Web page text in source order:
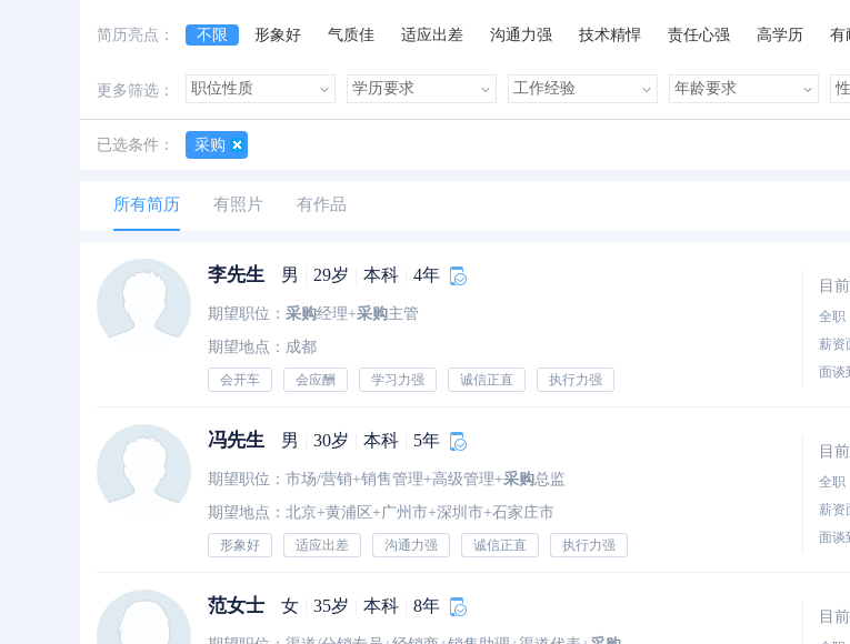
台湾省
香港 澳门 国外
简历亮点： 不限 形象好 气质佳 适应出差 沟通力强 技术精悍 责任心强 高学历 有
更多筛选：
已选条件： 采购
所有简历 有照片 有作品
李先生 男 29岁 本科 4年
期望职位： 采购经理+采购主管
期望地点：成都
会开车 会应酬 学习力强 诚信正直 执行力强
目
全职
薪资
面谈
冯先生 男 30岁 本科 5年
期望职位：市场/营销+销售管理+高级管理+采购总监
期望地点：北京+黄浦区+广州市+深圳市+石家庄市
形象好 适应出差 沟通力强 诚信正直 执行力强
目
全职
薪资
面谈
范女士 女 35岁 本科 8年
目